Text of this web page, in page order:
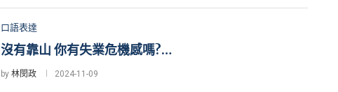
口語表達
沒有靠山 你有失業危機感嗎?…
by 林閔政 2024-11-09